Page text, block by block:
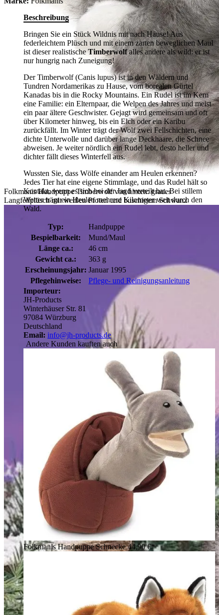
Folkmanis Handpuppe Timberwolf von hinten: graues
Langfellplüsch mit weißen Pfoten und buschigem Schwanz
Beschreibung
Bringen Sie ein Stück Wildnis mit nach Hause! Aus
federleichtem Plüsch und mit einem zarten beweglichen Maul
ist dieser realistische Timberwolfalles andere als wild: er ist
nur hungrig nach Zuneigung!
Der Timberwolf (Canis lupus) ist in den Wäldern und
Tundren Nordamerikas zu Hause, vom borealen Gürtel
Kanadas bis in die Rocky Mountains. Ein Rudel ist im Kern
eine Familie: ein Elternpaar, die Welpen des Jahres und meist
ein paar ältere Geschwister. Gejagt wird gemeinsam und oft
über Kilometer hinweg, bis ein Elch oder ein Karibu
zurückfällt. Im Winter trägt der Wolf zwei Fellschichten, eine
dichte Unterwolle und darüber lange Deckhaare, die Schnee
abweisen. Je weiter nördlich ein Rudel lebt, desto heller und
dichter fällt dieses Winterfell aus.
Wussten Sie, dass Wölfe einander am Heulen erkennen?
Jedes Tier hat eine eigene Stimmlage, und das Rudel hält so
Kontakt, wenn es sich bei der Jagd verteilt hat. Bei stillem
Wetter trägt ein Heulen mehrere Kilometer weit durch den
Wald.
Typ:
Handpuppe
Bespielbarkeit:
Mund/Maul
Länge ca.:
46 cm
Gewicht ca.:
363 g
Erscheinungsjahr: Januar 1995
Pflegehinweise:
Pflege- und Reinigungsanleitung
Importeur:
JH-Products
Winterhäuser Str. 81
97084 Würzburg
Deutschland
Email: info@jh-products.de
Andere Kunden kauften auch
Folkmanis Handpuppe Schnecke44,90 €*